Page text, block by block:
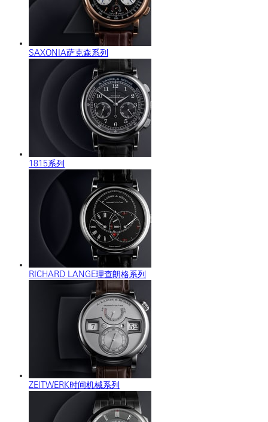
SAXONIA萨克森系列
1815系列
RICHARD LANGE理查朗格系列
ZEITWERK时间机械系列